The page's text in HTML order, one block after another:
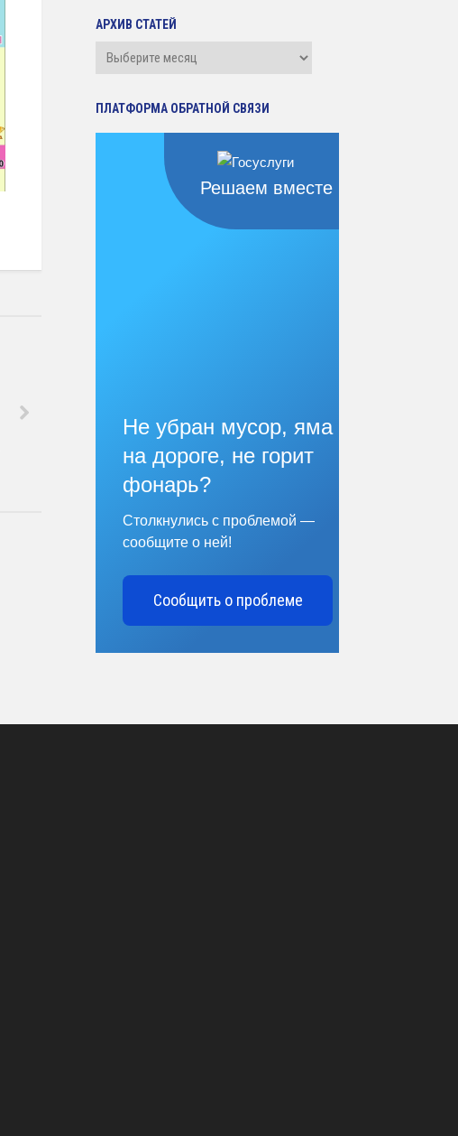
АРХИВ СТАТЕЙ
Архив
ПЛАТФОРМА ОБРАТНОЙ СВЯЗИ
Решаем вместе
Не убран мусор, яма
на дороге, не горит
фонарь?
Столкнулись с проблемой —
сообщите о ней!
Сообщить о проблеме